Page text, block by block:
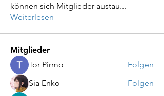
können sich Mitglieder austau...
Weiterlesen
Mitglieder
Tor Pirmo
Folgen
Sia Enko
Folgen